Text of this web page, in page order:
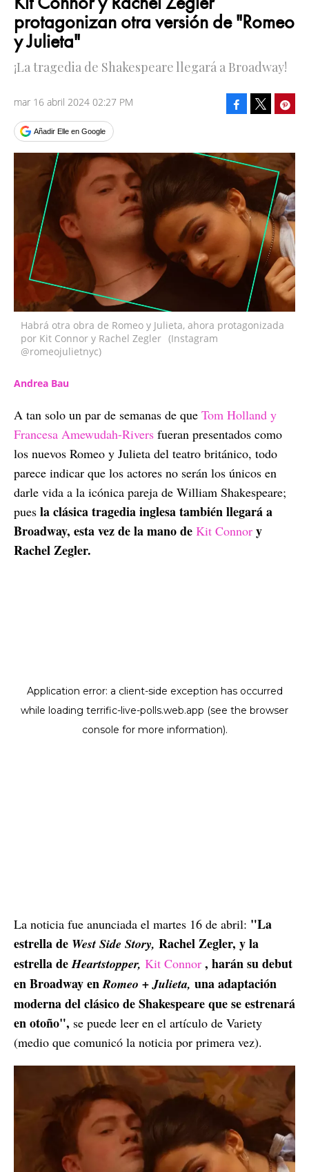
protagonizan otra versión de "Romeo
y Julieta"
¡La tragedia de Shakespeare llegará a Broadway!
mar 16 abril 2024 02:27 PM
Añadir Elle en Google
Facebook
Habrá otra obra de Romeo y Julieta, ahora protagonizada
por Kit Connor y Rachel Zegler (Instagram
@romeojulietnyc)
Andrea Bau
A tan solo un par de semanas de que Tom Holland y
Francesa Amewudah-Rivers fueran presentados como
los nuevos Romeo y Julieta del teatro británico, todo
parece indicar que los actores no serán los únicos en
darle vida a la icónica pareja de William Shakespeare;
pues la clásica tragedia inglesa también llegará a
Broadway, esta vez de la mano de Kit Connor y
Rachel Zegler.
La noticia fue anunciada el martes 16 de abril: "La
estrella de West Side Story, Rachel Zegler, y la
estrella deHeartstopper, Kit Connor , harán su debut
en Broadway enRomeo + Julieta, una adaptación
moderna del clásico de Shakespeare que se estrenará
en otoño", se puede leer en el artículo de Variety
(medio que comunicó la noticia por primera vez).